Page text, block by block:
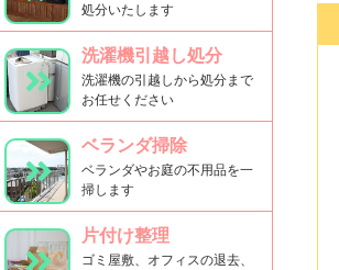
処分いたします
洗濯機引越し処分
洗濯機の引越しから処分まで
お任せください
ベランダ掃除
ベランダやお庭の不用品を一
掃します
片付け整理
ゴミ屋敷、オフィスの退去、